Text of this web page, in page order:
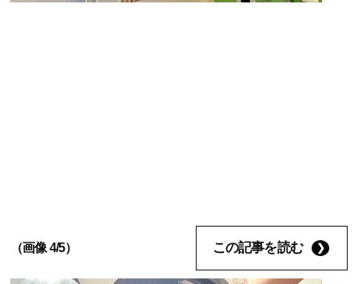
（画像 4/5） この記事を読む